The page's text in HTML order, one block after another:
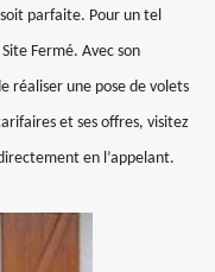
parfaite. Pour un tel
Fermé. Avec son
réaliser une pose de volets
et ses offres, visitez
en l’appelant.